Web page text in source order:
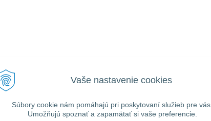
Vaše nastavenie cookies
Súbory cookie nám pomáhajú pri poskytovaní služieb pre vás.
Umožňujú spoznať a zapamätať si vaše preferencie.
VŠEOBECNÉ
Ako nakupovať
Informácie
Obchodné podmienky
UŽITOČNÉ
Registrácia
Zabudnuté heslo